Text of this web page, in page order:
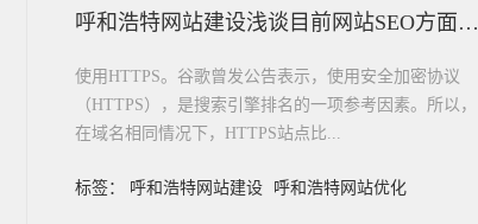
呼和浩特网站建设浅谈目前网站SEO方面的建议
使用HTTPS。谷歌曾发公告表示，使用安全加密协议
（HTTPS），是搜索引擎排名的一项参考因素。所以，
在域名相同情况下，HTTPS站点比...
标签： 呼和浩特网站建设 呼和浩特网站优化